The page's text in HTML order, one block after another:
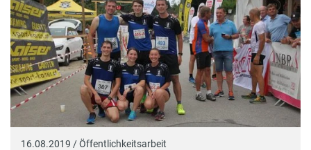
16.08.2019 / Öffentlichkeitsarbeit